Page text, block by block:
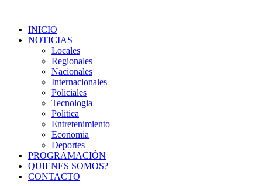
INICIO
NOTICIAS
Locales
Regionales
Nacionales
Internacionales
Policiales
Tecnologia
Politica
Entretenimiento
Economia
Deportes
PROGRAMACIÓN
QUIENES SOMOS?
CONTACTO